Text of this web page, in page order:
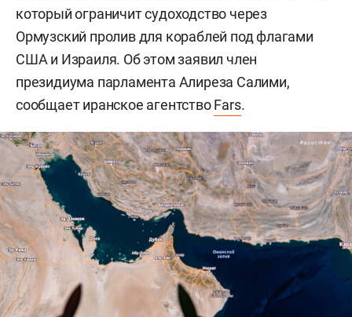
который ограничит судоходство через
Ормузский пролив для кораблей под флагами
США и Израиля. Об этом заявил член
президиума парламента Алиреза Салими,
сообщает иранское агентствоFars.